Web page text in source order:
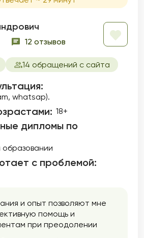
12 отзывов
14 обращений с сайта
whatsap).
18+
дипломы по
с проблемой:
и опыт позволяют мне
помощь и
при преодолении